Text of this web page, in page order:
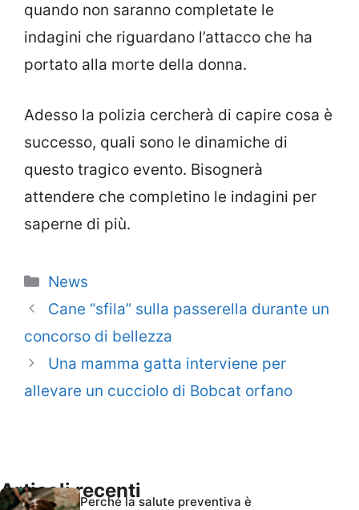
quando non saranno completate le
indagini che riguardano l’attacco che ha
portato alla morte della donna.
Adesso la polizia cercherà di capire cosa è
successo, quali sono le dinamiche di
questo tragico evento. Bisognerà
attendere che completino le indagini per
saperne di più.
Categorie
News
Cane “sfila” sulla passerella durante un
concorso di bellezza
Una mamma gatta interviene per
allevare un cucciolo di Bobcat orfano
Articoli recentiPerché la salute preventiva è